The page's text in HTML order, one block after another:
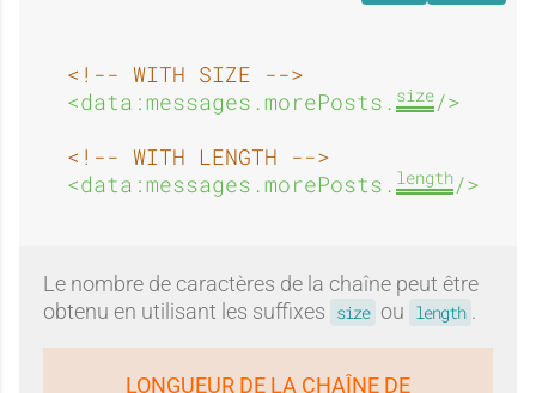
<!-- WITH SIZE -->
<data:messages.morePosts. size/>
<!-- WITH LENGTH -->
<data:messages.morePosts. length/>
Le nombre de caractères de la chaîne peut être
obtenu en utilisant les suffixes size ou length .
LONGUEUR DE LA CHAÎNE DE